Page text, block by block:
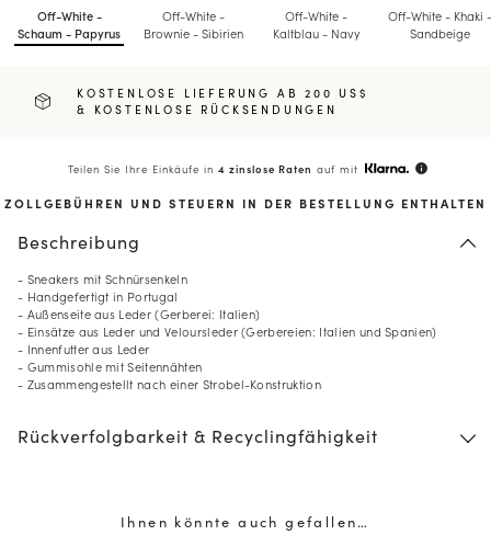
Off-White -
Schaum - Papyrus
Off-White -
Brownie - Sibirien
Off-White -
Kaltblau - Navy
Off-White - Khaki
Sandbeige
KOSTENLOSE LIEFERUNG AB 200 US$
& KOSTENLOSE RÜCKSENDUNGEN
Teilen Sie Ihre Einkäufe in 4 zinslose Raten auf mit info
ZOLLGEBÜHREN UND STEUERN IN DER BESTELLUNG ENTHALTEN
Beschreibung
- Sneakers mit Schnürsenkeln
- Handgefertigt in Portugal
- Außenseite aus Leder (Gerberei: Italien)
- Einsätze aus Leder und Veloursleder (Gerbereien: Italien und Spanien)
- Innenfutter aus Leder
- Gummisohle mit Seitennähten
- Zusammengestellt nach einer Strobel-Konstruktion
Rückverfolgbarkeit & Recyclingfähigkeit
Ihnen könnte auch gefallen…
10% GESCHENKT*
Nur gültig im aktuellen Lieferland ( Vereinigte Staaten